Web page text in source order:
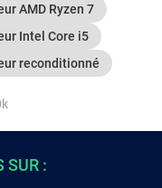
AMD Ryzen 7
Intel Core i5
reconditionné
SUR :